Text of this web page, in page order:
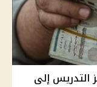
التدريس إلى